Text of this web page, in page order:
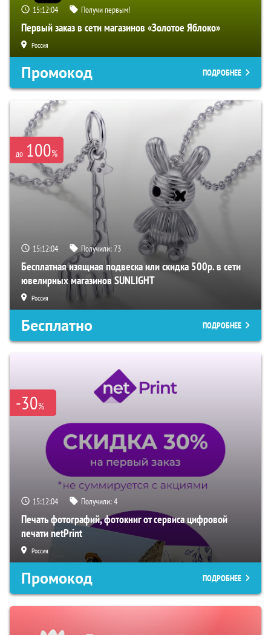
15:12:03 Получи первым!
Первый заказ в сети магазинов «Золотое Яблоко»
Россия
Промокод ПОДРОБНЕЕ
до 100%
15:12:03 Получили:73
Бесплатная изящная подвеска или скидка 500р. в сети
ювелирных магазинов SUNLIGHT
Россия
Бесплатно ПОДРОБНЕЕ
-30%
15:12:03 Получили:4
Печать фотографий, фотокниг от сервиса цифровой
печати netPrint
Россия
Промокод ПОДРОБНЕЕ